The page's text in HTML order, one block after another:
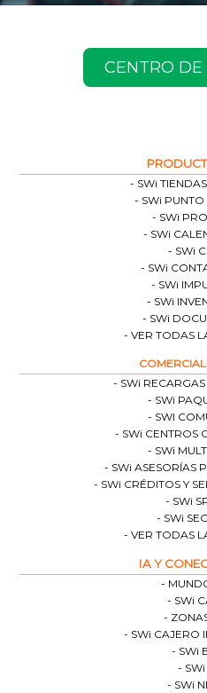
CENTRO DE
SWi
SWi PUNTO
SWi
SWi
SWi
SWi
SWi
SWi
SWi
VER TODAS
SWi
SWi
SWI
SWi CENTROS
SWi
SWi ASESORÍAS
SWi CRÉDITOS Y
SWi
SWi
VER TODAS
IA Y
SWi
SWi CAJERO
SWi
SWi
SWi